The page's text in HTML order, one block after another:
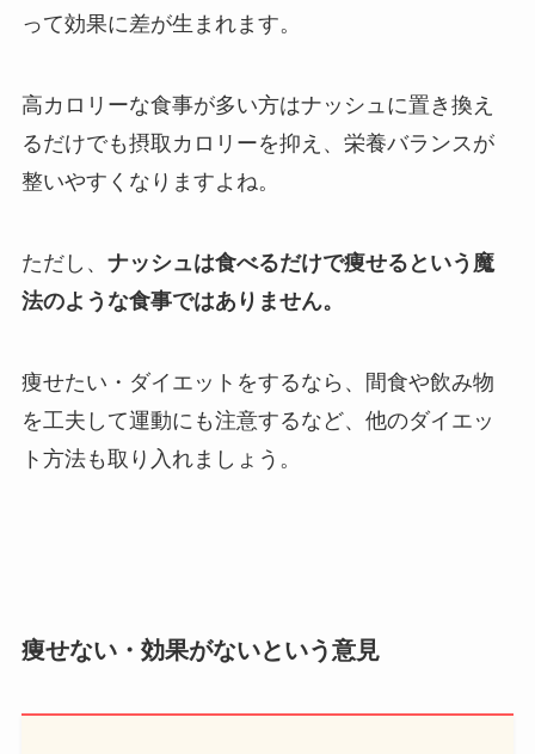
って効果に差が生まれます。
高カロリーな食事が多い方はナッシュに置き換え
るだけでも摂取カロリーを抑え、栄養バランスが
整いやすくなりますよね。
ただし、 ナッシュは食べるだけで痩せるという魔
法のような食事ではありません。
痩せたい・ダイエットをするなら、間食や飲み物
を工夫して運動にも注意するなど、他のダイエッ
ト方法も取り入れましょう。
痩せない・効果がないという意見